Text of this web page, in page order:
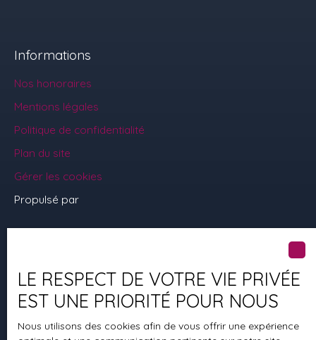
Informations
Nos honoraires
Mentions légales
Politique de confidentialité
Plan du site
Gérer les cookies
Propulsé par
+33 2 29 61 05 38
LE RESPECT DE VOTRE VIE PRIVÉE
EST UNE PRIORITÉ POUR NOUS
Nous utilisons des cookies afin de vous offrir une expérience